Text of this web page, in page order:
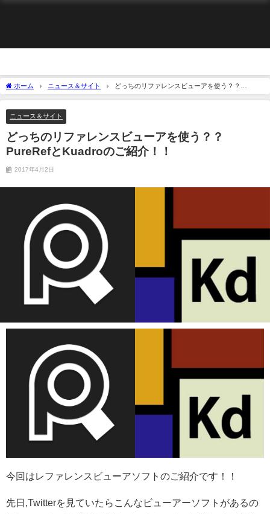
ホーム ニュース＆サイト
どっちのリファレンスビューアを使う？？
PureRefとKuadroのご紹介！！
ニュース＆サイト
どっちのリファレンスビューアを使う？？
PureRefとKuadroのご紹介！！
2017年4月2日
今回はレファレンスビューアソフトのご紹介です！！
先日,Twitterを見ていたらこんなビューアーソフトがあるの